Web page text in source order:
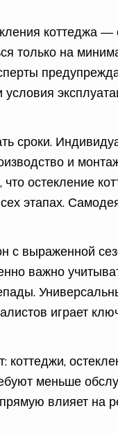
коттеджа —
только на
условия
сроки.
и
остекление
этапах.
с выраженной
важно
играет
коттеджи,
меньше
влияет на